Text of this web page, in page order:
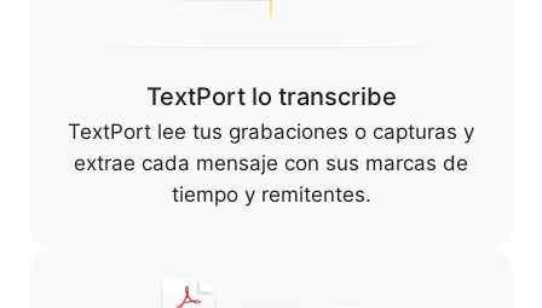
TextPort lo transcribe
TextPort lee tus grabaciones o capturas y
extrae cada mensaje con sus marcas de
tiempo y remitentes.